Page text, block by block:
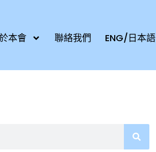
本會 聯絡我們 ENG/日本語